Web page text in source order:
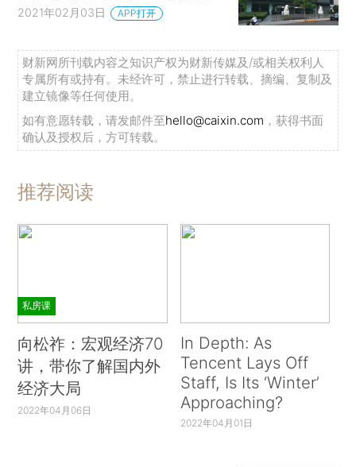
2021年02月03日 APP打开
财新网所刊载内容之知识产权为财新传媒及/或相关权利人
专属所有或持有。未经许可，禁止进行转载、摘编、复制及
建立镜像等任何使用。
如有意愿转载，请发邮件至hello@caixin.com ，获得书面
确认及授权后，方可转载。
推荐阅读
私房课
向松祚：宏观经济70
讲，带你了解国内外
经济大局
2022年04月06日
In Depth: As
Tencent Lays Off
Staff, Is Its ‘Winter’
Approaching?
2022年04月01日